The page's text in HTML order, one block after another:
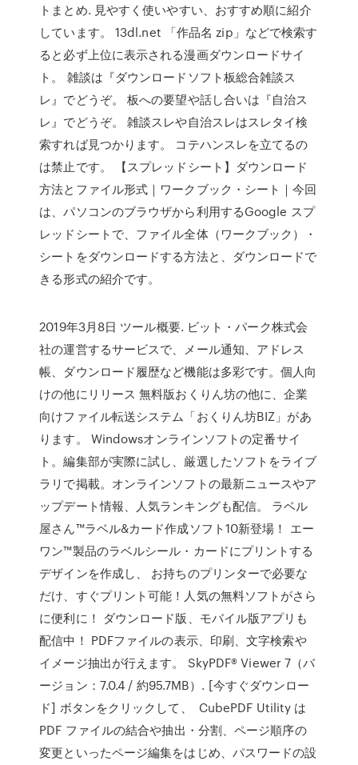
トまとめ. 見やすく使いやすい、おすすめ順に紹介
しています。 13dl.net 「作品名 zip」などで検索す
ると必ず上位に表示される漫画ダウンロードサイ
ト。 雑談は『ダウンロードソフト板総合雑談ス
レ』でどうぞ。 板への要望や話し合いは『自治ス
レ』でどうぞ。 雑談スレや自治スレはスレタイ検
索すれば見つかります。 コテハンスレを立てるの
は禁止です。 【スプレッドシート】ダウンロード
方法とファイル形式｜ワークブック・シート｜今回
は、パソコンのブラウザから利用するGoogle スプ
レッドシートで、ファイル全体（ワークブック）・
シートをダウンロードする方法と、ダウンロードで
きる形式の紹介です。
2019年3月8日 ツール概要. ビット・パーク株式会
社の運営するサービスで、メール通知、アドレス
帳、ダウンロード履歴など機能は多彩です。個人向
けの他にリリース 無料版おくりん坊の他に、企業
向けファイル転送システム「おくりん坊BIZ」があ
ります。 Windowsオンラインソフトの定番サイ
ト。編集部が実際に試し、厳選したソフトをライブ
ラリで掲載。オンラインソフトの最新ニュースやア
ップデート情報、人気ランキングも配信。 ラベル
屋さん™ラベル&カード作成ソフト10新登場！ エー
ワン™製品のラベルシール・カードにプリントする
デザインを作成し、 お持ちのプリンターで必要な
だけ、すぐプリント可能！人気の無料ソフトがさら
に便利に！ ダウンロード版、モバイル版アプリも
配信中！ PDFファイルの表示、印刷、文字検索や
イメージ抽出が行えます。 SkyPDF® Viewer 7（バ
ージョン：7.0.4 / 約95.7MB）. [今すぐダウンロー
ド] ボタンをクリックして、 CubePDF Utility は
PDF ファイルの結合や抽出・分割、ページ順序の
変更といったページ編集をはじめ、パスワードの設